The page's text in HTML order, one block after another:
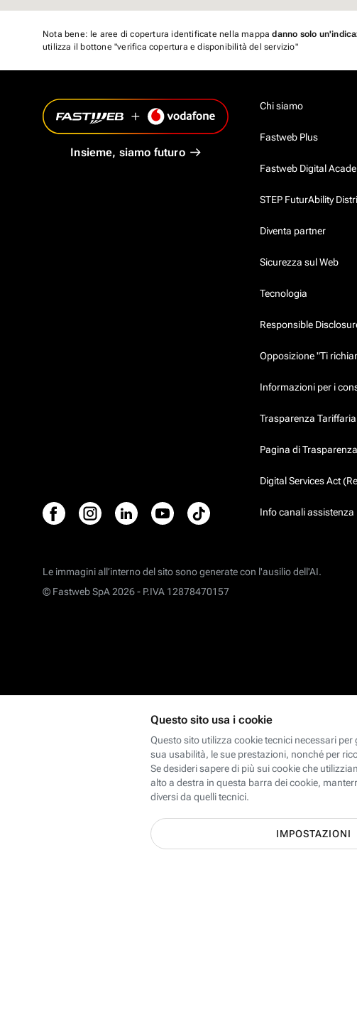
Nota bene: le aree di copertura identificate nella mappadanno solo
utilizza il bottone "verifica copertura e disponibilità del servizio"
Scopri le offerte Internet, Mobile ed
dei nostri
Insieme, siamo futuro
Chi siamo
Fastweb Plus
Fastweb Digital
STEP FuturAbility
Diventa partner
Sicurezza sul Web
Tecnologia
Responsible
Opposizione "Ti
Informazioni per i
Trasparenza Tariffaria
Pagina di
Digital Services Act
Info canali assistenza
Le immagini all’interno del sito sono generate con l'ausilio dell'AI.
© Fastweb SpA 2026 - P.IVA 12878470157